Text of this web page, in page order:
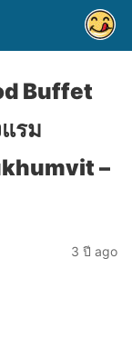
Buffet
รม
–
3 ปี ago